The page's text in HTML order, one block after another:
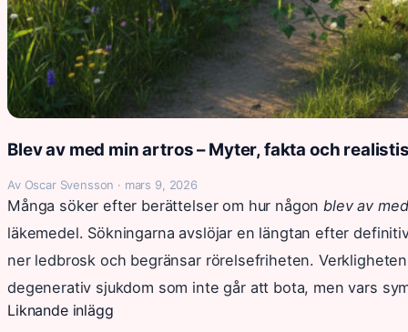
Blev av med min artros – Myter, fakta och
Av Oscar Svensson · mars 9, 2026
Många söker efter berättelser om hur någon blev av
läkemedel. Sökningarna avslöjar en längtan efter
ner ledbrosk och begränsar rörelsefriheten.
degenerativ sjukdom som inte går att bota, men vars
Liknande inlägg